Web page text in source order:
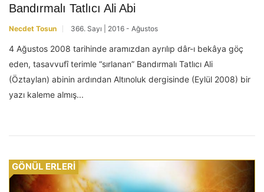
Bandırmalı Tatlıcı Ali Abi
Necdet Tosun 366. Sayı | 2016 - Ağustos
4 Ağustos 2008 tarihinde aramızdan ayrılıp dâr-ı bekâya göç
eden, tasavvufî terimle “sırlanan” Bandırmalı Tatlıcı Ali
(Öztaylan) abinin ardından Altınoluk dergisinde (Eylül 2008) bir
yazı kaleme almış...
GÖNÜL ERLERİ